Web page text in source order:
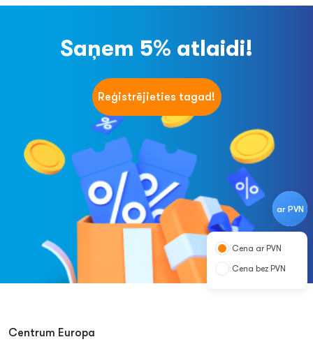
ar PVN
Cena ar PVN
Cena bez PVN
Saņem 5% atlaidi!
Reģistrējieties tagad!
Centrum Europa